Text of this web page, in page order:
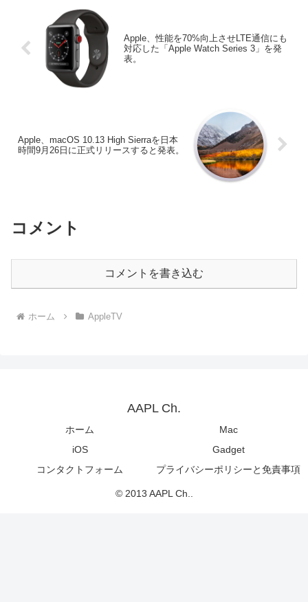
Apple、性能を70%向上させLTE通信にも
対応した「Apple Watch Series 3」を発
表。
Apple、macOS 10.13 High Sierraを日本
時間9月26日に正式リリースすると発表。
コメント
コメントを書き込む
ホーム AppleTV
AAPL Ch.
ホーム
Mac
iOS
Gadget
コンタクトフォーム
プライバシーポリシーと免責事項
© 2013 AAPL Ch..